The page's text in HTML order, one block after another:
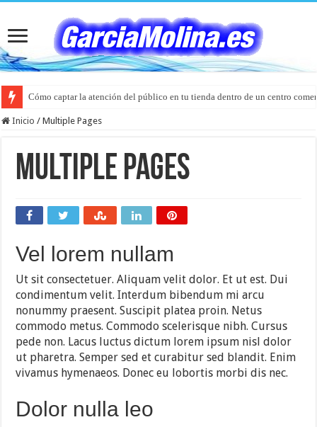
Cómo captar la atención del público en tu tienda dentro de un centro
Inicio / Multiple Pages
Multiple Pages
Vel lorem nullam
Ut sit consectetuer. Aliquam velit dolor. Et ut est. Dui
condimentum velit. Interdum bibendum mi arcu
nonummy praesent. Suscipit platea proin. Netus
commodo metus. Commodo scelerisque nibh. Cursus
pede non. Lacus luctus dictum lorem ipsum nisl dolor
ut pharetra. Semper sed et curabitur sed blandit. Enim
vivamus hymenaeos. Donec eu lobortis morbi dis nec.
Dolor nulla leo